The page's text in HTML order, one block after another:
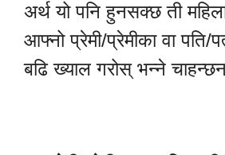
अर्थ यो पनि हुनसक्छ ती
आफ्नो प्रेमी/प्रेमीका वा
बढि ख्याल गरोस् भन्ने